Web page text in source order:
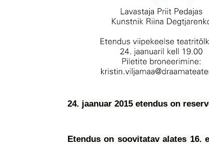
24. jaanuar 2015 etendus on
Etendus on soovitatav alates 16.